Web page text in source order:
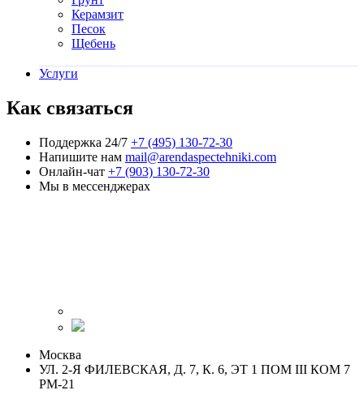
Керамзит
Песок
Щебень
Услуги
Как связаться
Поддержка 24/7 +7 (495) 130-72-30
Напишите нам mail@arendaspectehniki.com
Онлайн-чат +7 (903) 130-72-30
Мы в мессенджерах
Москва
УЛ. 2-Я ФИЛЕВСКАЯ, Д. 7, К. 6, ЭТ 1 ПОМ III КОМ 7
РМ-21